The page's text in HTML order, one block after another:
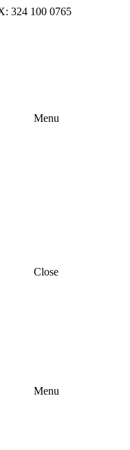
324 100 0765
Menu
Close
Menu